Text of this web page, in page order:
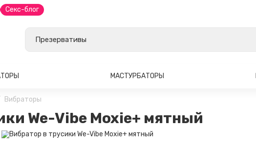
Секс-блог
МАСТУРБАТОРЫ
Вибраторы
We-Vibe Moxie+ мятный